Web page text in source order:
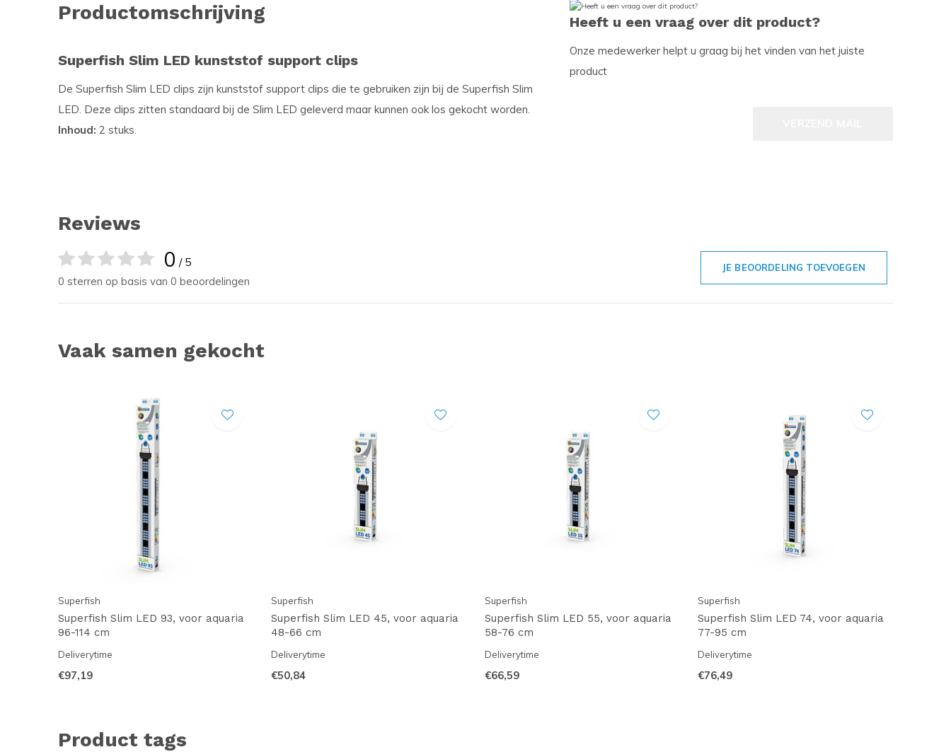
Productomschrijving
Superfish Slim LED kunststof support clips
De Superfish Slim LED clips zijn kunststof support clips die te gebruiken zijn bij de Superfish Slim
LED. Deze clips zitten standaard bij de Slim LED geleverd maar kunnen ook los gekocht worden.
Inhoud: 2 stuks.
Heeft u een vraag over dit product?
Onze medewerker helpt u graag bij het vinden van het juiste
product
Reviews
0 / 5
0 sterren op basis van 0 beoordelingen
JE BEOORDELING TOEVOEGEN
Vaak samen gekocht
Superfish
Superfish Slim LED 93, voor aquaria
96-114 cm
Deliverytime
€97,19
Superfish
Superfish Slim LED 45, voor aquaria
48-66 cm
Deliverytime
€50,84
Superfish
Superfish Slim LED 55, voor aquaria
58-76 cm
Deliverytime
€66,59
Superfish
Superfish Slim LED 74, voor aquaria
77-95 cm
Deliverytime
€76,49
Product tags